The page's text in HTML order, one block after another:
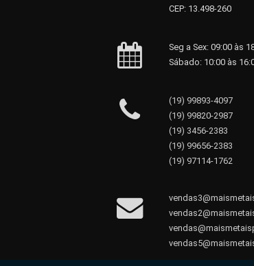
CEP: 13.498-260
Seg a Sex: 09:00 às
Sábado: 10:00 às
(19) 99893-4097
(19) 99820-2987
(19) 3456-2383
(19) 99656-2383
(19) 97114-1762